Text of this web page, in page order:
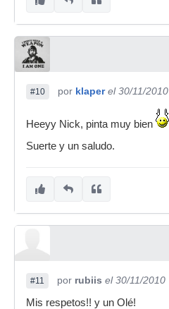
#10 por klaper el 30/11/2010
Heeyy Nick, pinta muy bien
Suerte y un saludo.
#11 por rubiis el 30/11/2010
Mis respetos!! y un Olé!